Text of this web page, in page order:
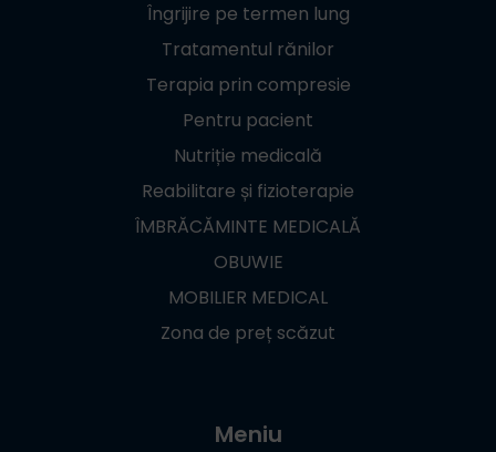
Îngrijire pe termen lung
Tratamentul rănilor
Terapia prin compresie
Pentru pacient
Nutriție medicală
Reabilitare și fizioterapie
ÎMBRĂCĂMINTE MEDICALĂ
OBUWIE
MOBILIER MEDICAL
Zona de preț scăzut
Meniu